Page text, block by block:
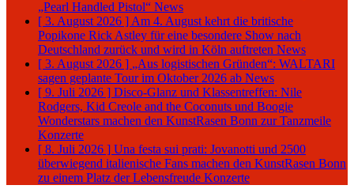
„Pearl Handled Pistol“ News
[ 3. August 2026 ] Am 4. August kehrt die britische
Popikone Rick Astley für eine besondere Show nach
Deutschland zurück und wird in Köln auftreten News
[ 3. August 2026 ] „Aus logistischen Gründen“: WALTARI
sagen geplante Tour im Oktober 2026 ab News
[ 9. Juli 2026 ] Disco-Glanz und Klassentreffen: Nile
Rodgers, Kid Creole and the Coconuts und Boogie
Wonderstars machen den KunstRasen Bonn zur Tanzmeile
Konzerte
[ 8. Juli 2026 ] Una festa sui prati: Jovanotti und 2500
überwiegend italienische Fans machen den KunstRasen Bonn
zu einem Platz der Lebensfreude Konzerte